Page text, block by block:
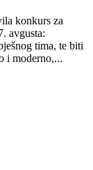
konkurs za
avgusta:
tima, te biti
i moderno,...